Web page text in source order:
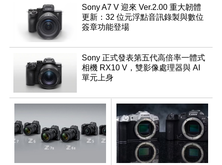
Sony A7 V 迎來 Ver.2.00 重大韌體
更新：32 位元浮點音訊錄製與數位
簽章功能登場
Sony 正式發表第五代高倍率一體式
相機 RX10 V，雙影像處理器與 AI
單元上身